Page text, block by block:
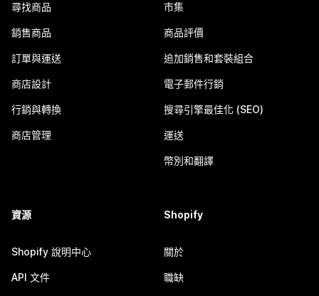
尋找商品
銷售商品
訂單與運送
商店設計
行銷與轉換
商店管理
市集
商品評價
追加銷售和套裝組合
電子郵件行銷
搜尋引擎最佳化 (SEO)
運送
幣別和翻譯
資源
Shopify 說明中心
API 文件
Shopify
關於
職缺